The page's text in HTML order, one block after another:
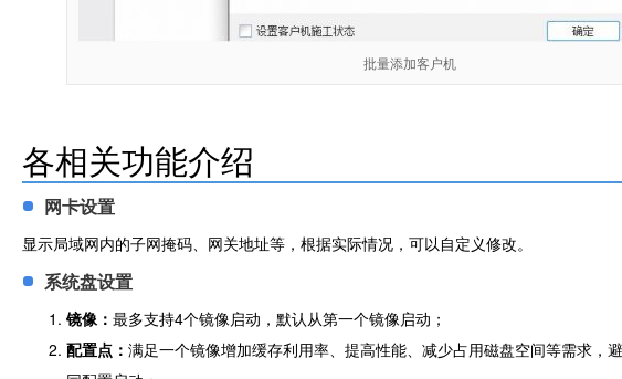
批量添加客户机
各相关功能介绍
网卡设置
显示局域网内的子网掩码、网关地址等，根据实际情况，可以自定义修改。
系统盘设置
镜像： 最多支持4个镜像启动，默认从第一个镜像启动；
配置点： 满足一个镜像增加缓存利用率、提高性能、减少占用磁盘空间等需求